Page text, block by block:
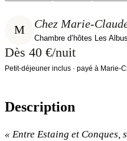
M Chez Marie-
Chambre d’hôtes Les
Dès 40 €/nuit
Petit-déjeuner inclus · payé à Marie-
Description
« Entre Estaing et Conques,